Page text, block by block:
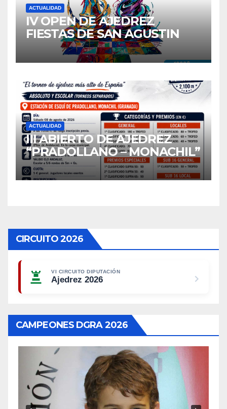
ACTUALIDAD
IV OPEN DE AJEDREZ
FIESTAS DE SAN AGUSTIN
ACTUALIDAD
III ABIERTO DE AJEDREZ
“PRADOLLANO – MONACHIL”
CIRCUITO 2026
VI CIRCUITO DIPUTACIÓN
Ajedrez 2026
CAMPEONES DGRA 2026